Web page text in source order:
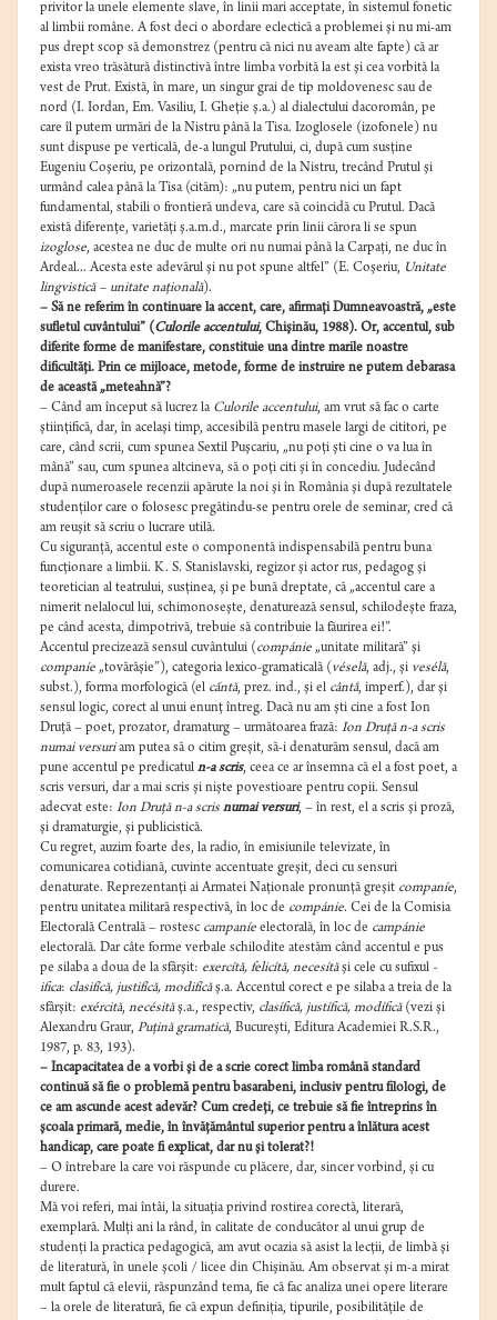
privitor la unele elemente slave, în linii mari acceptate, în sistemul fonetic
al limbii române. A fost deci o abordare eclectică a problemei şi nu mi-am
pus drept scop să demonstrez (pentru că nici nu aveam alte fapte) că ar
exista vreo trăsătură distinctivă între limba vorbită la est şi cea vorbită la
vest de Prut. Există, în mare, un singur grai de tip moldovenesc sau de
nord (I. Iordan, Em. Vasiliu, I. Gheţie ş.a.) al dialectului dacoromân, pe
care îl putem urmări de la Nistru până la Tisa. Izoglosele (izofonele) nu
sunt dispuse pe verticală, de-a lungul Prutului, ci, după cum susţine
Eugeniu Coşeriu, pe orizontală, pornind de la Nistru, trecând Prutul şi
urmând calea până la Tisa (cităm): „nu putem, pentru nici un fapt
fundamental, stabili o frontieră undeva, care să coincidă cu Prutul. Dacă
există diferenţe, varietăţi ş.a.m.d., marcate prin linii cărora li se spun
izoglose, acestea ne duc de multe ori nu numai până la Carpaţi, ne duc în
Ardeal... Acesta este adevărul şi nu pot spune altfel” (E. Coşeriu, Unitate
lingvistică – unitate naţională).
– Să ne referim în continuare la accent, care, afirmaţi Dumneavoastră, „este
sufletul cuvântului” (Culorile accentului, Chişinău, 1988). Or, accentul, sub
diferite forme de manifestare, constituie una dintre marile noastre
dificultăţi. Prin ce mijloace, metode, forme de instruire ne putem debarasa
de această „meteahnă”?
– Când am început să lucrez la Culorile accentului, am vrut să fac o carte
ştiinţifică, dar, în acelaşi timp, accesibilă pentru masele largi de cititori, pe
care, când scrii, cum spunea Sextil Puşcariu, „nu poţi şti cine o va lua în
mână” sau, cum spunea altcineva, să o poţi citi şi în concediu. Judecând
după numeroasele recenzii apărute la noi şi în România şi după rezultatele
studenţilor care o folosesc pregătindu-se pentru orele de seminar, cred că
am reuşit să scriu o lucrare utilă.
Cu siguranţă, accentul este o componentă indispensabilă pentru buna
funcţionare a limbii. K. S. Stanislavski, regizor şi actor rus, pedagog şi
teoretician al teatrului, susţinea, şi pe bună dreptate, că „accentul care a
nimerit nelalocul lui, schimonoseşte, denaturează sensul, schilodeşte fraza,
pe când acesta, dimpotrivă, trebuie să contribuie la făurirea ei!”.
Accentul precizează sensul cuvântului ( compánie „unitate militară” şi
companíe „tovărăşie”), categoria lexico-gramaticală ( véselă, adj., şi vesélă,
subst.), forma morfologică (el cấntă, prez. ind., şi el cântắ, imperf.), dar şi
sensul logic, corect al unui enunţ întreg. Dacă nu am şti cine a fost Ion
Druţă – poet, prozator, dramaturg – următoarea frază: Ion Druţă n-a scris
numai versuriam putea să o citim greşit, să-i denaturăm sensul, dacă am
pune accentul pe predicatul n-a scris, ceea ce ar însemna că el a fost poet, a
scris versuri, dar a mai scris şi nişte povestioare pentru copii. Sensul
adecvat este: Ion Druţă n-a scris numai versuri, – în rest, el a scris şi proză,
şi dramaturgie, şi publicistică.
Cu regret, auzim foarte des, la radio, în emisiunile televizate, în
comunicarea cotidiană, cuvinte accentuate greşit, deci cu sensuri
denaturate. Reprezentanţi ai Armatei Naţionale pronunţă greşit companíe,
pentru unitatea militară respectivă, în loc de compánie. Cei de la Comisia
Electorală Centrală – rostesc campaníe electorală, în loc de campánie
electorală. Dar câte forme verbale schilodite atestăm când accentul e pus
pe silaba a doua de la sfârşit: exercítă, felicítă, necesítăşi cele cu sufixul -
ifica: clasifícă, justifícă, modifícăş.a. Accentul corect e pe silaba a treia de la
sfârşit: exércită, necésităş.a., respectiv, clasífică, justífică, modífică (vezi şi
Alexandru Graur, Puţină gramatică, Bucureşti, Editura Academiei R.S.R.,
1987, p. 83, 193).
– Incapacitatea de a vorbi şi de a scrie corect limba română standard
continuă să fie o problemă pentru basarabeni, inclusiv pentru filologi, de
ce am ascunde acest adevăr? Cum credeţi, ce trebuie să fie întreprins în
şcoala primară, medie, în învăţământul superior pentru a înlătura acest
handicap, care poate fi explicat, dar nu şi tolerat?!
– O întrebare la care voi răspunde cu plăcere, dar, sincer vorbind, şi cu
durere.
Mă voi referi, mai întâi, la situaţia privind rostirea corectă, literară,
exemplară. Mulţi ani la rând, în calitate de conducător al unui grup de
studenţi la practica pedagogică, am avut ocazia să asist la lecţii, de limbă şi
de literatură, în unele şcoli / licee din Chişinău. Am observat şi m-a mirat
mult faptul că elevii, răspunzând tema, fie că fac analiza unei opere literare
– la orele de literatură, fie că expun definiţia, tipurile, posibilităţile de